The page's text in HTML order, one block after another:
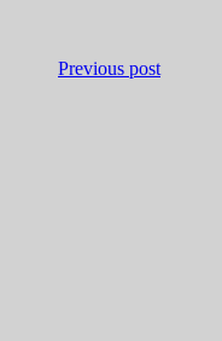
Previous post